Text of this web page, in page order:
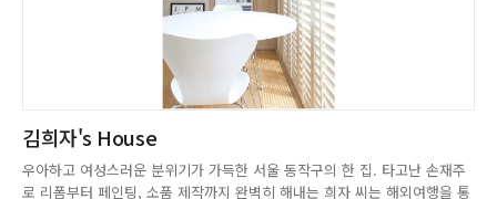
김희자's House
우아하고 여성스러운 분위기가 가득한 서울 동작구의 한 집. 타고난 손재주
로 리폼부터 페인팅, 소품 제작까지 완벽히 해내는 희자 씨는 해외여행을 통